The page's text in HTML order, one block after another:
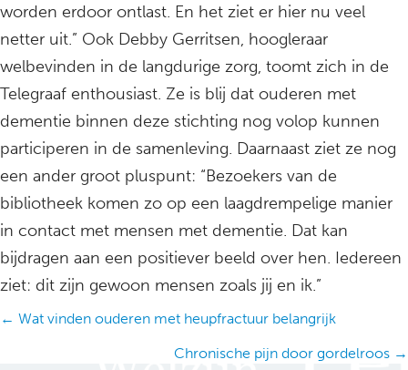
worden erdoor ontlast. En het ziet er hier nu veel
netter uit.” Ook Debby Gerritsen, hoogleraar
welbevinden in de langdurige zorg, toomt zich in de
Telegraaf enthousiast. Ze is blij dat ouderen met
dementie binnen deze stichting nog volop kunnen
participeren in de samenleving. Daarnaast ziet ze nog
een ander groot pluspunt: “Bezoekers van de
bibliotheek komen zo op een laagdrempelige manier
in contact met mensen met dementie. Dat kan
bijdragen aan een positiever beeld over hen. Iedereen
ziet: dit zijn gewoon mensen zoals jij en ik.”
Posts
← Wat vinden ouderen met heupfractuur belangrijk
Chronische pijn door gordelroos →